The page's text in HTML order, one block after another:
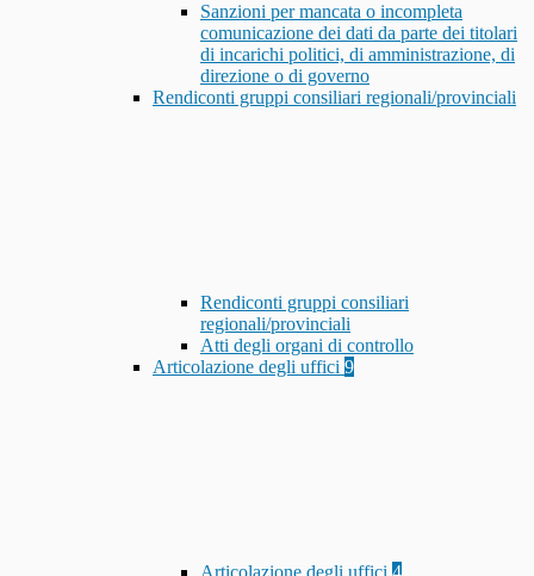
Sanzioni per mancata o incompleta
comunicazione dei dati da parte dei titolari
di incarichi politici, di amministrazione, di
direzione o di governo
Rendiconti gruppi consiliari regionali/provinciali
Rendiconti gruppi consiliari
regionali/provinciali
Atti degli organi di controllo
Articolazione degli uffici 9